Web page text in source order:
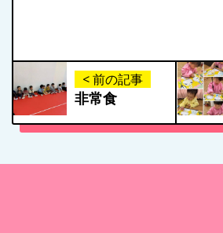
< 前の記事
非常食